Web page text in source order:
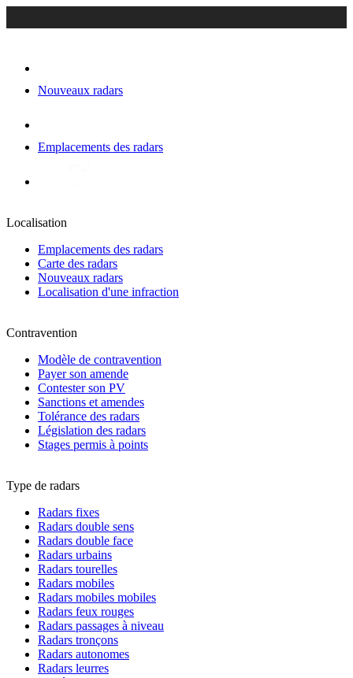
Nouveaux radars
Emplacements des radars
Localisation
Emplacements des radars
Carte des radars
Nouveaux radars
Localisation d'une infraction
Contravention
Modèle de contravention
Payer son amende
Contester son PV
Sanctions et amendes
Tolérance des radars
Législation des radars
Stages permis à points
Type de radars
Radars fixes
Radars double sens
Radars double face
Radars urbains
Radars tourelles
Radars mobiles
Radars mobiles mobiles
Radars feux rouges
Radars passages à niveau
Radars tronçons
Radars autonomes
Radars leurres